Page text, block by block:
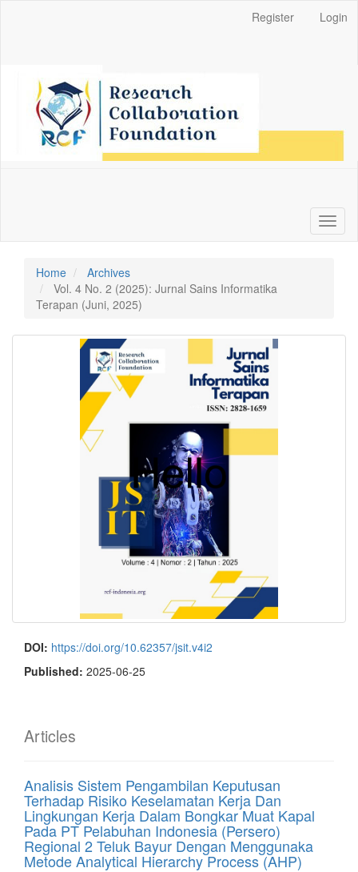
Register Login
Home
Archives
Vol. 4 No. 2 (2025): Jurnal Sains Informatika
Terapan (Juni, 2025)
DOI: https://doi.org/10.62357/jsit.v4i2
Published: 2025-06-25
Articles
Analisis Sistem Pengambilan Keputusan
Terhadap Risiko Keselamatan Kerja Dan
Lingkungan Kerja Dalam Bongkar Muat Kapal
Pada PT Pelabuhan Indonesia (Persero)
Regional 2 Teluk Bayur Dengan Menggunaka
Metode Analytical Hierarchy Process (AHP)